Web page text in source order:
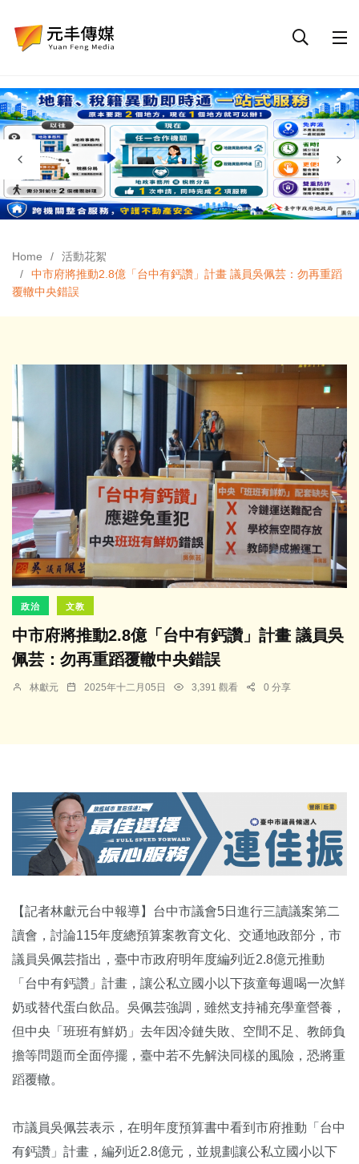
Home
活動花絮
中市府將推動2.8億「台中有鈣讚」計畫 議員吳佩芸：勿再重蹈
覆轍中央錯誤
政治 文教
中市府將推動2.8億「台中有鈣讚」計畫 議員吳
佩芸：勿再重蹈覆轍中央錯誤
林獻元 2025年十二月05日 3,391 觀看 0 分享
【記者林獻元台中報導】台中市議會5日進行三讀議案第二
讀會，討論115年度總預算案教育文化、交通地政部分，市
議員吳佩芸指出，臺中市政府明年度編列近2.8億元推動
「台中有鈣讚」計畫，讓公私立國小以下孩童每週喝一次鮮
奶或替代蛋白飲品。吳佩芸強調，雖然支持補充學童營養，
但中央「班班有鮮奶」去年因冷鏈失敗、空間不足、教師負
擔等問題而全面停擺，臺中若不先解決同樣的風險，恐將重
蹈覆轍。
市議員吳佩芸表示，在明年度預算書中看到市府推動「台中
有鈣讚」計畫，編列近2.8億元，並規劃讓公私立國小以下